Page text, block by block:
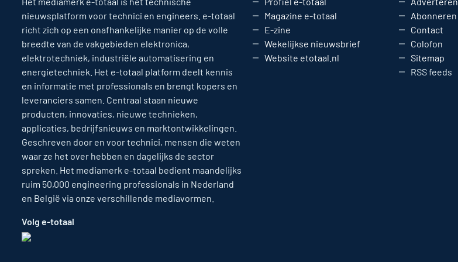
nieuwsplatform voor technici en engineers. e-totaal
richt zich op een onafhankelijke manier op de volle
breedte van de vakgebieden elektronica,
elektrotechniek, industriële automatisering en
energietechniek. Het e-totaal platform deelt kennis
en informatie met professionals en brengt kopers en
leveranciers samen. Centraal staan nieuwe
producten, innovaties, nieuwe technieken,
applicaties, bedrijfsnieuws en marktontwikkelingen.
Geschreven door en voor technici, mensen die weten
waar ze het over hebben en dagelijks de sector
spreken. Het mediamerk e-totaal bedient maandelijks
ruim 50,000 engineering professionals in Nederland
en België via onze verschillende mediavormen.
Volg e-totaal
Magazine e-totaal
E-zine
Wekelijkse nieuwsbrief
Website etotaal.nl
Abonneren
Contact
Colofon
Sitemap
RSS feeds